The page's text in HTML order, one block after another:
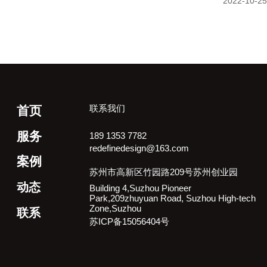
首页
服务
案例
动态
联系
联系我们
189 1353 7782
redefinedesign@163.com
苏州市高新区竹园路209号苏州创业园
Building 4,Suzhou Pioneer
Park,209zhuyuan Road, Suzhou High-tech
Zone,Suzhou
苏ICP备15056404号